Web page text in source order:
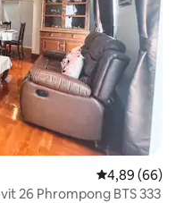
Évaluation
4,89 (66)
26 Phrompong BTS 333